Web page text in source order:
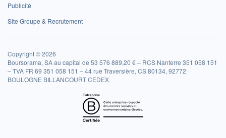
Publicité
Site Groupe & Recrutement
Copyright © 2026
Boursorama, SA au capital de 53 576 889,20 € – RCS Nanterre 351 058 151
– TVA FR 69 351 058 151 – 44 rue Traversière, CS 80134, 92772
BOULOGNE BILLANCOURT CEDEX